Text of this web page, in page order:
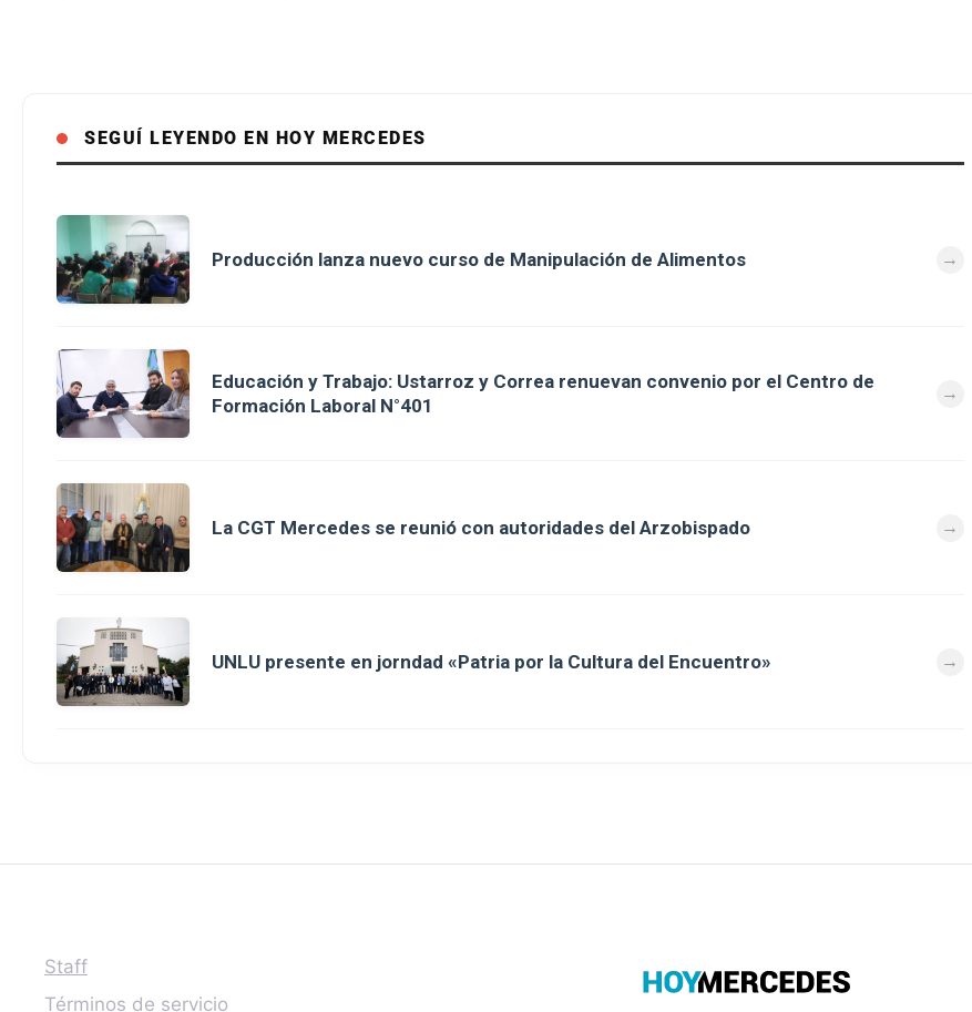
SEGUÍ LEYENDO EN HOY MERCEDES
Producción lanza nuevo curso de Manipulación de Alimentos
Educación y Trabajo: Ustarroz y Correa renuevan convenio por el Centro de
Formación Laboral N°401
La CGT Mercedes se reunió con autoridades del Arzobispado
UNLU presente en jorndad «Patria por la Cultura del Encuentro»
Staff
Términos de servicio